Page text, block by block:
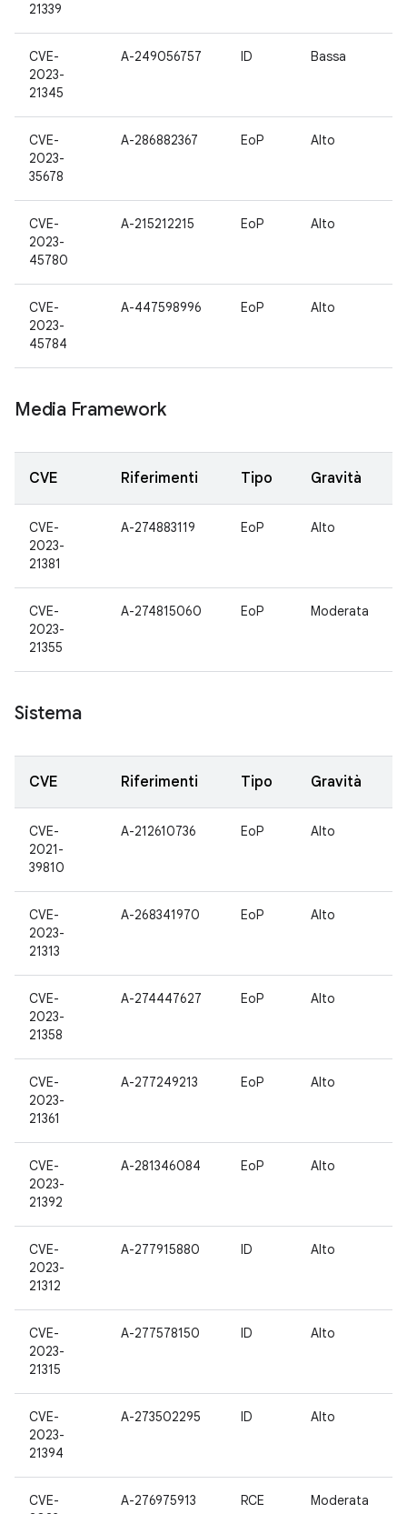
21339
CVE-
2023-
21345
A-249056757 ID Bassa
CVE-
2023-
35678
A-286882367 EoP Alto
CVE-
2023-
45780
A-215212215 EoP Alto
CVE-
2023-
45784
A-447598996 EoP Alto
Media Framework
CVE Riferimenti Tipo Gravità
CVE-
2023-
21381
A-274883119 EoP Alto
CVE-
2023-
21355
A-274815060 EoP Moderata
Sistema
CVE Riferimenti Tipo Gravità
CVE-
2021-
39810
A-212610736 EoP Alto
CVE-
2023-
21313
A-268341970 EoP Alto
CVE-
2023-
21358
A-274447627 EoP Alto
CVE-
2023-
21361
A-277249213 EoP Alto
CVE-
2023-
21392
A-281346084 EoP Alto
CVE-
2023-
21312
A-277915880 ID Alto
CVE-
2023-
21315
A-277578150 ID Alto
CVE-
2023-
21394
A-273502295 ID Alto
CVE-
A-276975913 RCE Moderata